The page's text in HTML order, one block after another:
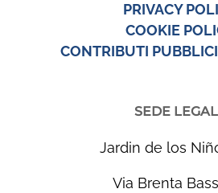
PRIVACY
COOKIE
CONTRIBUTI
SEDE
Jardin de los
Via Brenta